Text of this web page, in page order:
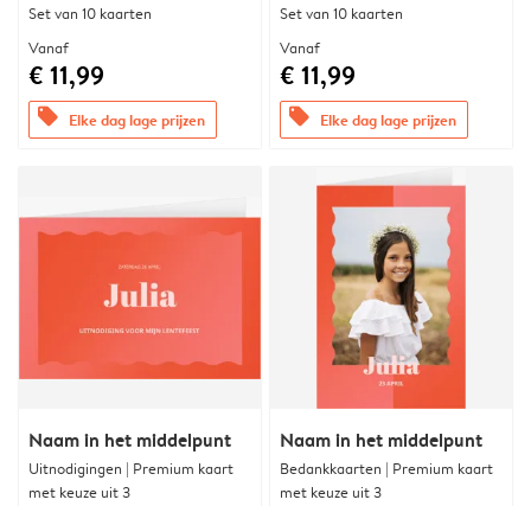
Set van 10 kaarten
Vanaf
€ 11,99
offers Elke dag lage prijzen
Set van 10 kaarten
Vanaf
€ 11,99
offers Elke dag lage prijzen
Naam in het middelpunt
Uitnodigingen | Premium kaart
met keuze uit 3
Naam in het middelpunt
Bedankkaarten | Premium kaart
met keuze uit 3